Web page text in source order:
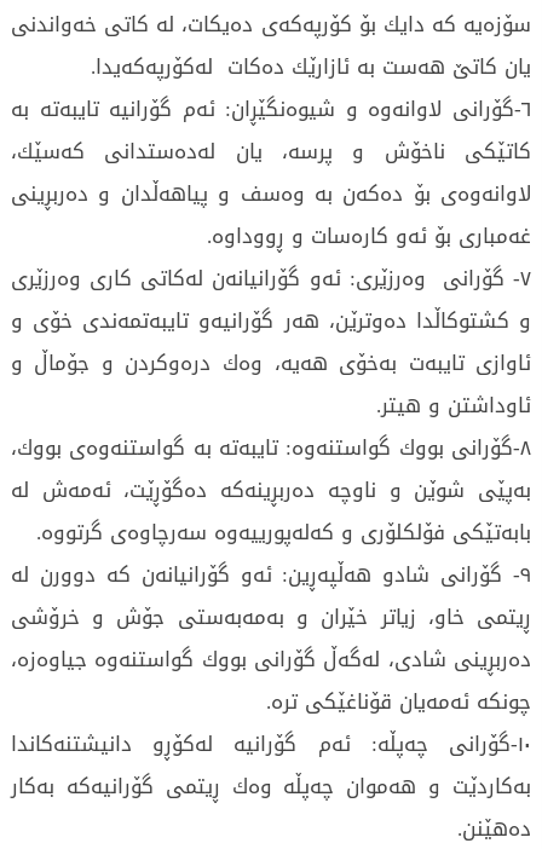
سۆزه‌یه‌ كه‌ دایك بۆ كۆرپه‌كه‌ی‌ ده‌یكات، له‌ كاتی‌ خه‌واندنی
یان كاتێ‌ هه‌ست به‌ ئازارێك ده‌كات له‌كۆرپه‌كه‌یدا.
٦-گۆرانی‌ لاوانه‌وه‌ و شیوه‌نگێڕان: ئه‌م گۆرانیه‌ تایبه‌ته‌ به‌
كاتێكی‌ ناخۆش و پرسه‌، یان له‌ده‌ستدانی‌ كه‌سێك،
لاوانه‌وه‌ی‌ بۆ ده‌كه‌ن به‌ وه‌سف و پیاهه‌ڵدان و ده‌ربڕینی‌
غه‌مباری‌ بۆ ئه‌و كاره‌سات و ڕووداوه‌.
٧- گۆرانی‌ وه‌رزێری‌: ئه‌و گۆرانیانه‌ن له‌كاتی‌ كاری‌ وه‌رزێری‌
و كشتوكاڵدا ده‌وترێن، هه‌ر گۆرانیه‌و تایبه‌تمه‌ندی‌ خۆی‌ و
ئاوازی‌ تایبه‌ت به‌خۆی‌ هه‌یه‌، وه‌ك دره‌وكردن و جۆماڵ و
ئاوداشتن و هیتر.
٨-گۆرانی‌ بووك گواستنه‌وه‌: تایبه‌ته‌ به‌ گواستنه‌وه‌ی‌ بووك،
به‌پێی‌ شوێن و ناوچه‌ ده‌ربڕینه‌كه‌ ده‌گۆڕێت، ئه‌مه‌ش له‌
بابه‌تێكی‌ فۆلكلۆری‌ و كه‌له‌پورییه‌وه‌ سه‌رچاوه‌ی‌ گرتووه‌.
٩- گۆرانی‌ شادو هه‌ڵپه‌ڕین: ئه‌و گۆرانیانه‌ن كه‌ دوورن له‌
ڕیتمی‌ خاو، زیاتر خێران و به‌مه‌به‌ستی‌ جۆش و خرۆشی‌
ده‌ربڕینی‌ شادی‌، له‌گه‌ڵ گۆرانی‌ بووك گواستنه‌وه‌ جیاوه‌زه‌،
چونكه‌ ئه‌مه‌یان قۆناغێكی‌ تره‌.
١٠-گۆرانی‌ چه‌پڵه‌: ئه‌م گۆرانیه‌ له‌كۆڕو دانیشتنه‌كاندا
به‌كاردێت و هه‌موان چه‌پڵه‌ وه‌ك ڕیتمی‌ گۆرانیه‌كه‌ به‌كار
ده‌هێنن.